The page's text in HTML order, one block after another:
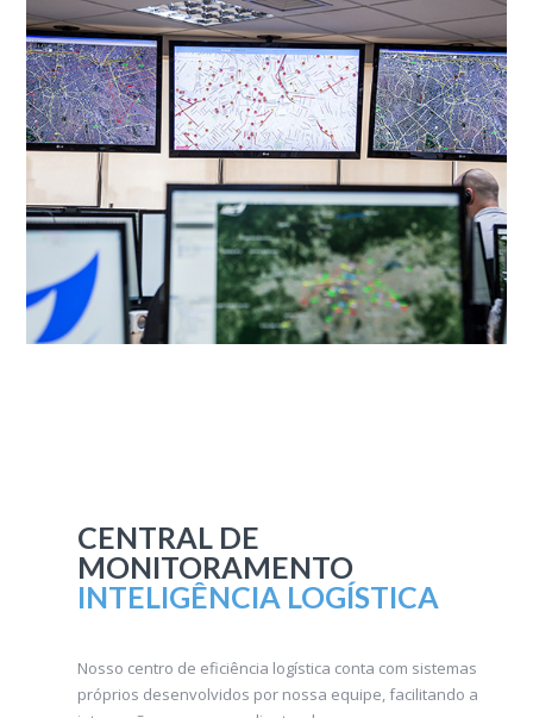
CENTRAL DE
MONITORAMENTO
INTELIGÊNCIA LOGÍSTICA
Nosso centro de eficiência logística conta com sistemas
próprios desenvolvidos por nossa equipe, facilitando a